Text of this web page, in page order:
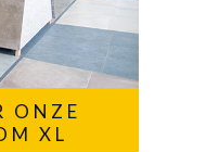
ONZE
XL